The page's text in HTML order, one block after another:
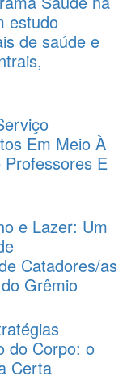
estudo
de saúde e
Em Meio À
Professores E
e Lazer: Um
Catadores/as
Grêmio
do Corpo: o
Certa